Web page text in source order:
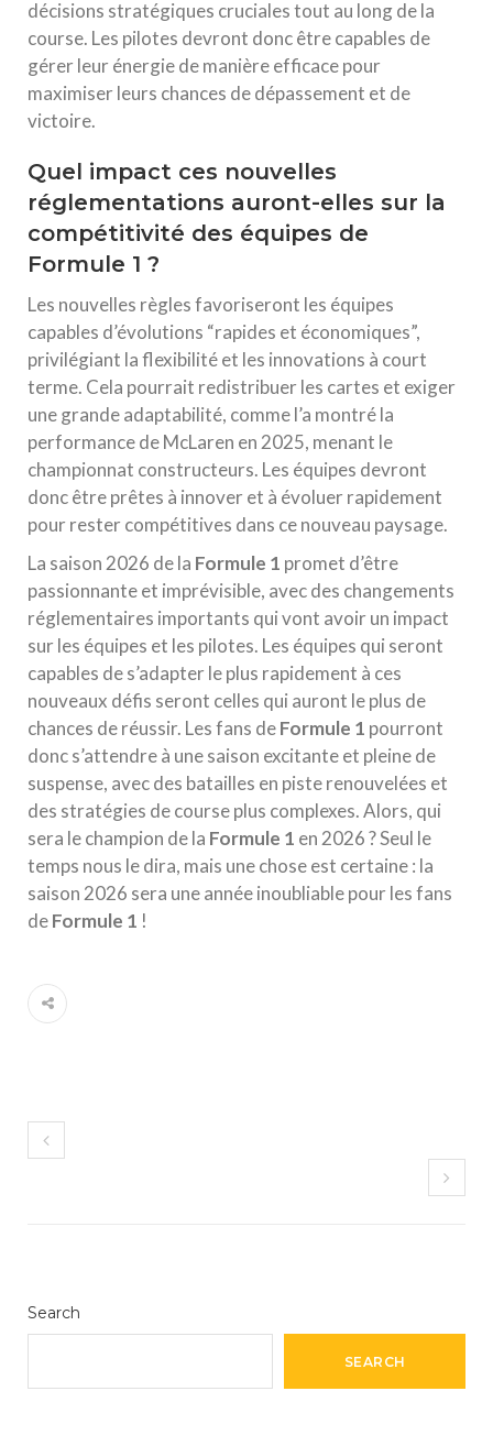
décisions stratégiques cruciales tout au long de la
course. Les pilotes devront donc être capables de
gérer leur énergie de manière efficace pour
maximiser leurs chances de dépassement et de
victoire.
Quel impact ces nouvelles
réglementations auront-elles sur la
compétitivité des équipes de
Formule 1 ?
Les nouvelles règles favoriseront les équipes
capables d’évolutions “rapides et économiques”,
privilégiant la flexibilité et les innovations à court
terme. Cela pourrait redistribuer les cartes et exiger
une grande adaptabilité, comme l’a montré la
performance de McLaren en 2025, menant le
championnat constructeurs. Les équipes devront
donc être prêtes à innover et à évoluer rapidement
pour rester compétitives dans ce nouveau paysage.
La saison 2026 de la Formule 1 promet d’être
passionnante et imprévisible, avec des changements
réglementaires importants qui vont avoir un impact
sur les équipes et les pilotes. Les équipes qui seront
capables de s’adapter le plus rapidement à ces
nouveaux défis seront celles qui auront le plus de
chances de réussir. Les fans deFormule 1 pourront
donc s’attendre à une saison excitante et pleine de
suspense, avec des batailles en piste renouvelées et
des stratégies de course plus complexes. Alors, qui
sera le champion de la Formule 1 en 2026 ? Seul le
temps nous le dira, mais une chose est certaine : la
saison 2026 sera une année inoubliable pour les fans
deFormule 1 !
Search
SEARCH